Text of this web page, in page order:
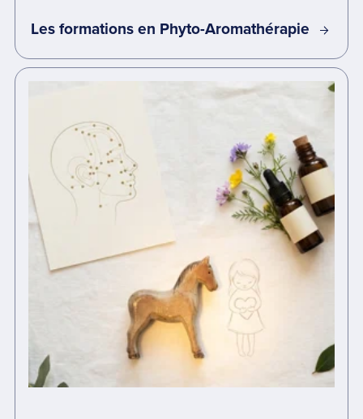
Les formations en Phyto-Aromathérapie